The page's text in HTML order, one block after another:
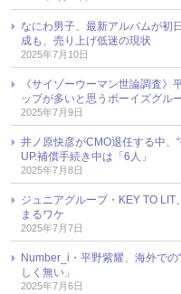
なにわ男子、最新アルバムが
成も、売り上げ低迷の現状
2025年7月10日
《サイゾーウーマン世論調査
ップが多いと思うボーイズグル
2025年7月9日
井ノ原快彦がCMO退任する中
UP.補償手続き中は「6人」
2025年7月8日
ジュニアグループ・KEY TO
まるワケ
2025年7月7日
Number_i・平野紫耀、海外で
しく無い」
2025年7月6日